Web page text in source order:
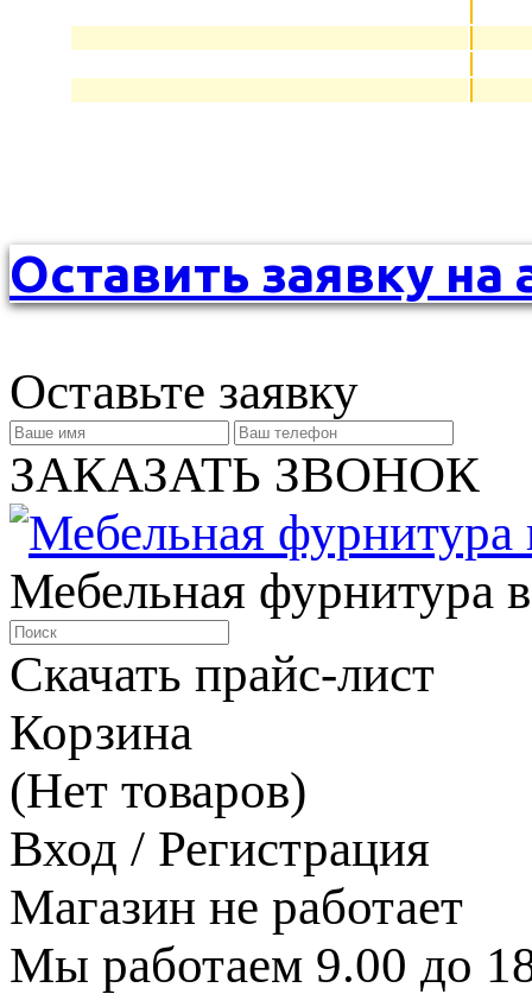
Оставить заявку на
Оставьте заявку
ЗАКАЗАТЬ ЗВОНОК
Мебельная фурнитура
Скачать прайс-лист
Корзина
(Нет товаров)
Вход / Регистрация
Магазин не работает
Мы работаем 9.00 до